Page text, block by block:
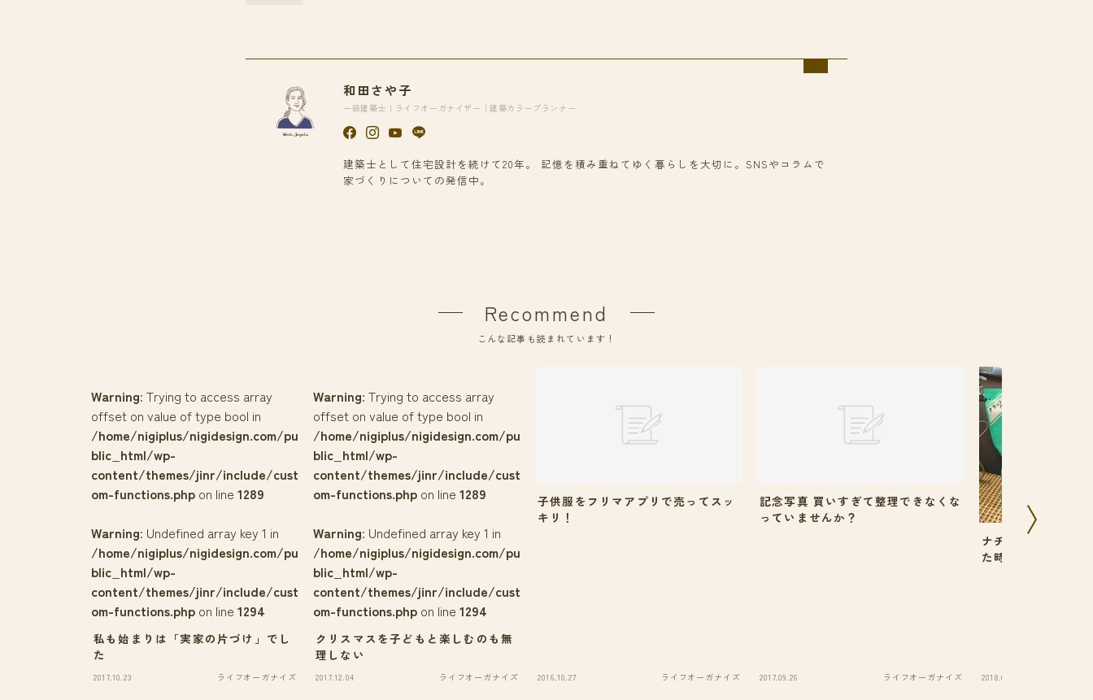
和田さや子
一級建築士｜ライフオーガナイザー｜建築カラープランナー
建築士として住宅設計を続けて20年。 記憶を積み重ねてゆく暮らしを大切に。SNSやコラムで
家づくりについての発信中。
Recommend
こんな記事も読まれています！
Warning: Trying to access array
offset on value of type bool in
/home/nigiplus/nigidesign.com/pu
blic_html/wp-
content/themes/jinr/include/cust
om-functions.php on line 1289
Warning: Undefined array key 1 in
/home/nigiplus/nigidesign.com/pu
blic_html/wp-
content/themes/jinr/include/cust
om-functions.php on line 1294
私も始まりは「実家の片づけ」でし
た
2017.10.23 ライフオーガナイズ
Warning: Trying to access array
offset on value of type bool in
/home/nigiplus/nigidesign.com/pu
blic_html/wp-
content/themes/jinr/include/cust
om-functions.php on line 1289
Warning: Undefined array key 1 in
/home/nigiplus/nigidesign.com/pu
blic_html/wp-
content/themes/jinr/include/cust
om-functions.php on line 1294
クリスマスを子どもと楽しむのも無
理しない
2017.12.04 ライフオーガナイズ
子供服をフリマアプリで売ってスッ
キリ！
2016.10.27 ライフオーガナイズ
記念写真 買いすぎて整理できなくな
っていませんか？
2017.09.26 ライフオーガナイズ
ナチュラルクリー
た時に洗濯槽掃除
2018.09.04